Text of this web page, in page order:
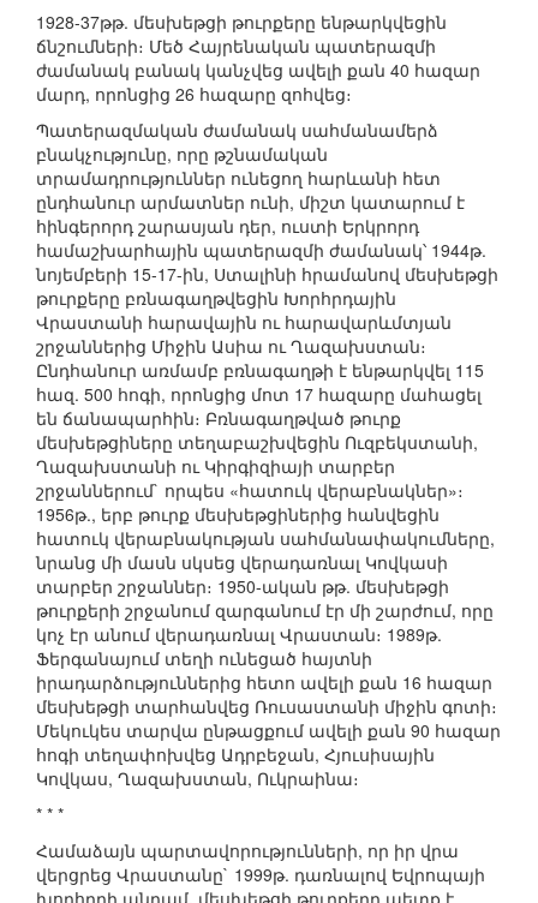
1928-37թթ. մեսխեթցի թուրքերը ենթարկվեցին
ճնշումների։ Մեծ Հայրենական պատերազմի
ժամանակ բանակ կանչվեց ավելի քան 40 հազար
մարդ, որոնցից 26 հազարը զոհվեց։
Պատերազմական ժամանակ սահմանամերձ
բնակչությունը, որը թշնամական
տրամադրություններ ունեցող հարևանի հետ
ընդհանուր արմատներ ունի, միշտ կատարում է
հինգերորդ շարասյան դեր, ուստի Երկրորդ
համաշխարհային պատերազմի ժամանակ՝ 1944թ.
նոյեմբերի 15-17-ին, Ստալինի հրամանով մեսխեթցի
թուրքերը բռնագաղթվեցին Խորհրդային
Վրաստանի հարավային ու հարավարևմտյան
շրջաններից Միջին Ասիա ու Ղազախստան։
Ընդհանուր առմամբ բռնագաղթի է ենթարկվել 115
հազ. 500 հոգի, որոնցից մոտ 17 հազարը մահացել
են ճանապարհին։ Բռնագաղթված թուրք
մեսխեթցիները տեղաբաշխվեցին Ուզբեկստանի,
Ղազախստանի ու Կիրգիզիայի տարբեր
շրջաններում` որպես «հատուկ վերաբնակներ»։
1956թ., երբ թուրք մեսխեթցիներից հանվեցին
հատուկ վերաբնակության սահմանափակումները,
նրանց մի մասն սկսեց վերադառնալ Կովկասի
տարբեր շրջաններ։ 1950-ական թթ. մեսխեթցի
թուրքերի շրջանում զարգանում էր մի շարժում, որը
կոչ էր անում վերադառնալ Վրաստան։ 1989թ.
Ֆերգանայում տեղի ունեցած հայտնի
իրադարձություններից հետո ավելի քան 16 հազար
մեսխեթցի տարհանվեց Ռուսաստանի միջին գոտի։
Մեկուկես տարվա ընթացքում ավելի քան 90 հազար
հոգի տեղափոխվեց Ադրբեջան, Հյուսիսային
Կովկաս, Ղազախստան, Ուկրաինա։
* * *
Համաձայն պարտավորությունների, որ իր վրա
վերցրեց Վրաստանը` 1999թ. դառնալով Եվրոպայի